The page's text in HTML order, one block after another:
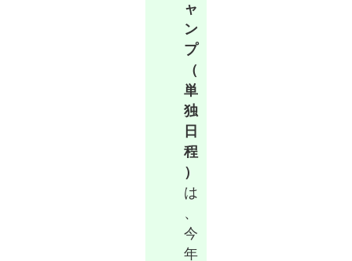
ャ
ン
プ
（
単
独
日
程
）
は
、
今
年